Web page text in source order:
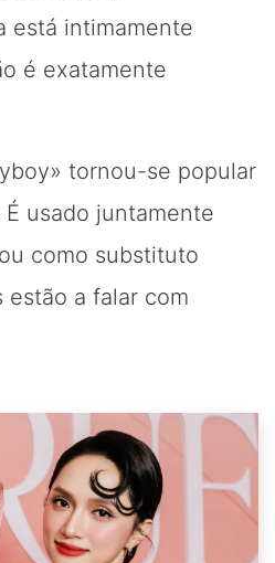
está intimamente
é exatamente
tornou-se popular
usado juntamente
como substituto
estão a falar com